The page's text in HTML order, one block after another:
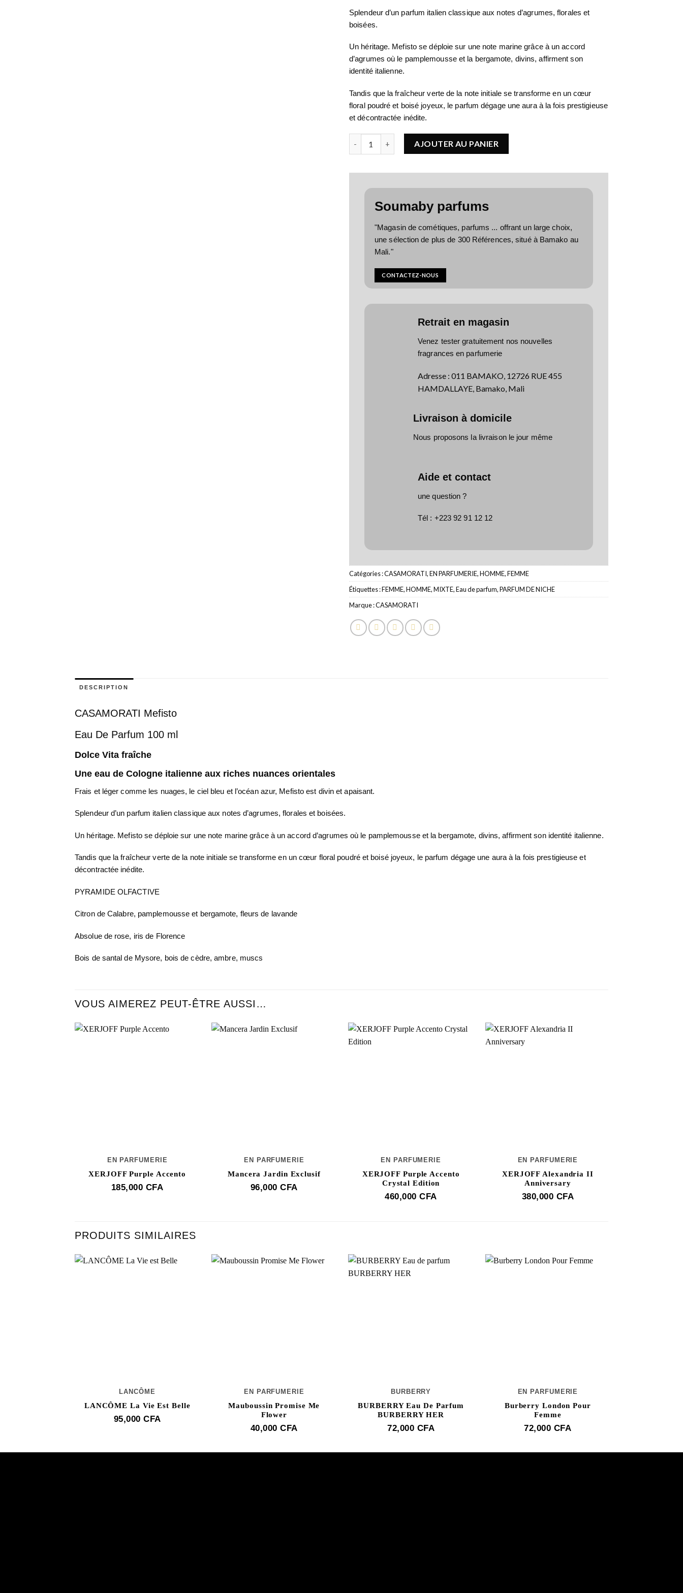
Splendeur d’un parfum italien classique aux notes d’agrumes, florales et
boisées.
Un héritage. Mefisto se déploie sur une note marine grâce à un accord
d’agrumes où le pamplemousse et la bergamote, divins, affirment son
identité italienne.
Tandis que la fraîcheur verte de la note initiale se transforme en un cœur
floral poudré et boisé joyeux, le parfum dégage une aura à la fois prestigieuse
et décontractée inédite.
quantité de CASAMORATI Mefisto
AJOUTER AU PANIER
Soumaby parfums
"Magasin de cométiques, parfums ... offrant un large choix,
une sélection de plus de 300 Références, situé à Bamako au
Mali."
CONTACTEZ-NOUS
Retrait en magasin
Venez tester gratuitement nos nouvelles
fragrances en parfumerie
Adresse : 011 BAMAKO, 12726 RUE 455
HAMDALLAYE, Bamako, Mali
Livraison à domicile
Nous proposons la livraison le jour même
Aide et contact
une question ?
Tél : +223 92 91 12 12
Catégories :CASAMORATI,EN PARFUMERIE,HOMME,FEMME
Étiquettes :FEMME,HOMME,MIXTE,Eau de parfum,PARFUM DE NICHE
Marque :CASAMORATI
DESCRIPTION
CASAMORATI Mefisto
Eau De Parfum 100 ml
Dolce Vita fraîche
Une eau de Cologne italienne aux riches nuances orientales
Frais et léger comme les nuages, le ciel bleu et l’océan azur, Mefisto est divin et apaisant.
Splendeur d’un parfum italien classique aux notes d’agrumes, florales et boisées.
Un héritage. Mefisto se déploie sur une note marine grâce à un accord d’agrumes où le pamplemousse et la bergamote, divins, affirment son identité italienne.
Tandis que la fraîcheur verte de la note initiale se transforme en un cœur floral poudré et boisé joyeux, le parfum dégage une aura à la fois prestigieuse et
décontractée inédite.
PYRAMIDE OLFACTIVE
Citron de Calabre, pamplemousse et bergamote, fleurs de lavande
Absolue de rose, iris de Florence
Bois de santal de Mysore, bois de cèdre, ambre, muscs
VOUS AIMEREZ PEUT-ÊTRE AUSSI…
EN PARFUMERIE
XERJOFF Purple Accento
185,000 CFA
EN PARFUMERIE
Mancera Jardin Exclusif
96,000CFA
EN PARFUMERIE
XERJOFF Purple Accento
Crystal Edition
460,000CFA
EN PARFUMERIE
XERJOFF Alexandria II
Anniversary
380,000 CFA
PRODUITS SIMILAIRES
LANCÔME
LANCÔME La Vie Est Belle
95,000CFA
EN PARFUMERIE
Mauboussin Promise Me
Flower
40,000CFA
BURBERRY
BURBERRY Eau De Parfum
BURBERRY HER
72,000 CFA
EN PARFUMERIE
Burberry London Pour
Femme
72,000 CFA